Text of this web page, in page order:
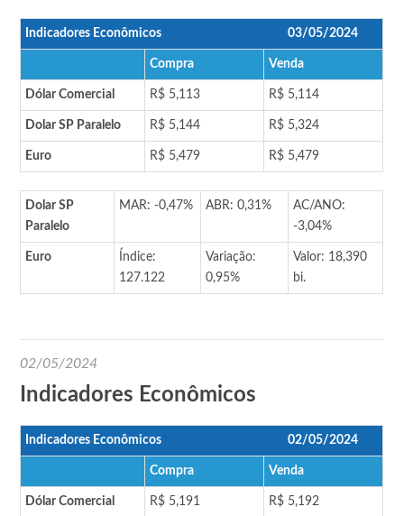
Indicadores Econômicos 03/05/2024
Compra Venda
Dólar Comercial R$ 5,113 R$ 5,114
Dolar SP Paralelo R$ 5,144 R$ 5,324
Euro R$ 5,479 R$ 5,479
Dolar SP
Paralelo
MAR: -0,47% ABR: 0,31%
AC/ANO:
-3,04%
Euro
Índice:
127.122
Variação:
0,95%
Valor: 18,390
bi.
02/05/2024
Indicadores Econômicos
Indicadores Econômicos 02/05/2024
Compra Venda
Dólar Comercial R$ 5,191 R$ 5,192